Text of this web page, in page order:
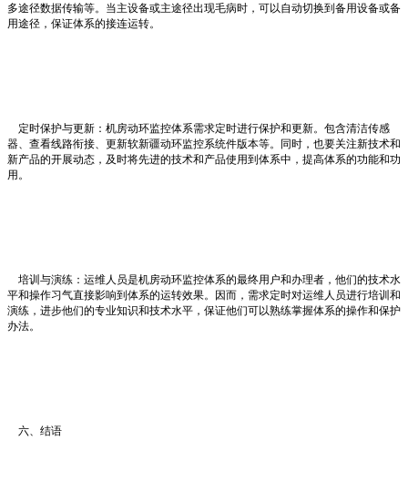
多途径数据传输等。当主设备或主途径出现毛病时，可以自动切换到备用设备或备
用途径，保证体系的接连运转。
定时保护与更新：机房动环监控体系需求定时进行保护和更新。包含清洁传感
器、查看线路衔接、更新软新疆动环监控系统件版本等。同时，也要关注新技术和
新产品的开展动态，及时将先进的技术和产品使用到体系中，提高体系的功能和功
用。
培训与演练：运维人员是机房动环监控体系的最终用户和办理者，他们的技术水
平和操作习气直接影响到体系的运转效果。因而，需求定时对运维人员进行培训和
演练，进步他们的专业知识和技术水平，保证他们可以熟练掌握体系的操作和保护
办法。
六、结语